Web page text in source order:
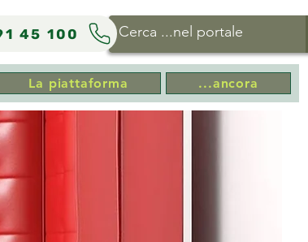
45 100
La piattaforma ...ancora